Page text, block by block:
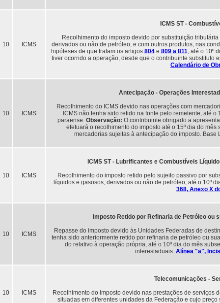
10 ICMS
ICMS ST -
Recolhimento do imposto devido por substituição
derivados ou não de petróleo, e com outros produtos, nas
hipóteses de que tratam os artigos 804e 809 a 811, até o 10º
tiver ocorrido a operação, desde que o contribuinte substituto
Calendário de
10 ICMS
Antecipação - Operações
Recolhimento do ICMS devido nas operações com
ICMS não tenha sido retido na fonte pelo remetente, até
paraense. Observação: O contribuinte obrigado a
efetuará o recolhimento do imposto até o 15º dia do
mercadorias sujeitas à antecipação do imposto. Base
10 ICMS
ICMS ST - Lubrificantes e Combustíveis
Recolhimento do imposto retido pelo sujeito passivo por
líquidos e gasosos, derivados ou não de petróleo, até o 10º
368, Anexo X
10 ICMS
Imposto Retido por Refinaria de Petróleo ou
Repasse do imposto devido às Unidades Federadas de
tenha sido anteriormente retido por refinaria de petróleo ou
do relativo à operação própria, até o 10º dia do mês
interestaduais. Alínea "a",
10 ICMS
Telecomunicações -
Recolhimento do imposto devido nas prestações de
situadas em diferentes unidades da Federação e cujo